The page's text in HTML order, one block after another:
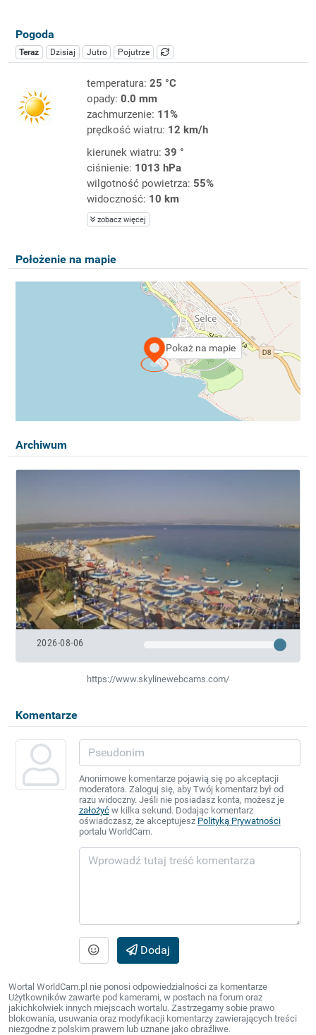
Pogoda
Teraz Dzisiaj Jutro Pojutrze
temperatura: 25 °C
opady: 0.0 mm
zachmurzenie: 11%
prędkość wiatru: 12 km/h
kierunek wiatru: 39 °
ciśnienie: 1013 hPa
wilgotność powietrza: 55%
widoczność: 10 km
zobacz więcej
Położenie na mapie
Pokaż na mapie
Archiwum
2026-08-06
https://www.skylinewebcams.com/
Komentarze
Anonimowe komentarze pojawią się po akceptacji
moderatora. Zaloguj się, aby Twój komentarz był od
razu widoczny. Jeśli nie posiadasz konta, możesz je
założyćw kilka sekund. Dodając komentarz
oświadczasz, że akceptujesz Polityką Prywatności
portalu WorldCam.
Dodaj
Wortal WorldCam.pl nie ponosi odpowiedzialności za komentarze
Użytkowników zawarte pod kamerami, w postach na forum oraz
jakichkolwiek innych miejscach wortalu. Zastrzegamy sobie prawo
blokowania, usuwania oraz modyfikacji komentarzy zawierających treści
niezgodne z polskim prawem lub uznane jako obraźliwe.